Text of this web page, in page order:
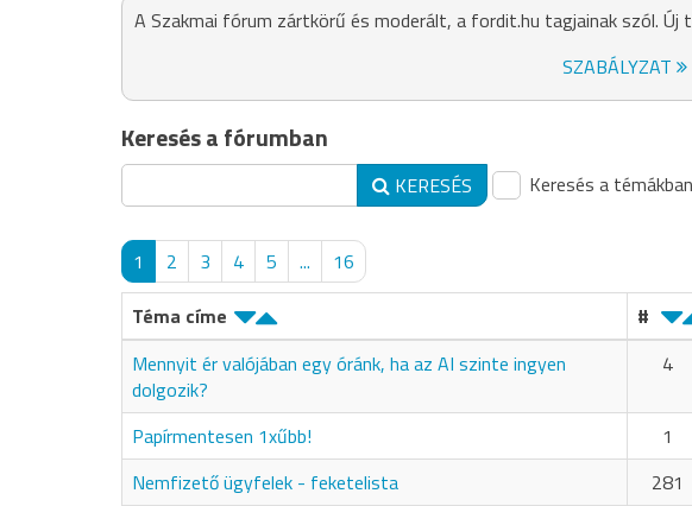
A Szakmai fórum zártkörű és moderált, a fordit.hu tagjainak szól. Új
SZABÁLYZAT
Keresés a fórumban
KERESÉS Keresés a témákban
1 2 3 4 5 ... 16
Téma címe
#
Mennyit ér valójában egy óránk, ha az AI szinte ingyen
dolgozik?
4
Papírmentesen 1xűbb! 1
Nemfizető ügyfelek - feketelista
281